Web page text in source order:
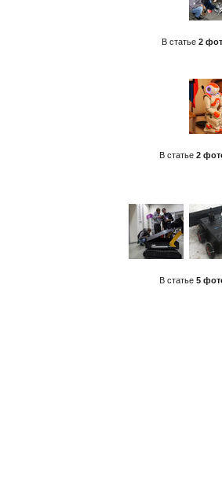
В статье 2
В статье 2
В статье 5